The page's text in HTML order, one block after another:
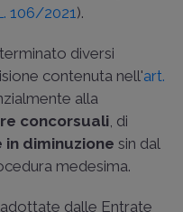
106/2021 ).
diversi
contenuta nell'art.
alla
concorsuali , di
in diminuzione sin dal
medesima.
dalle Entrate